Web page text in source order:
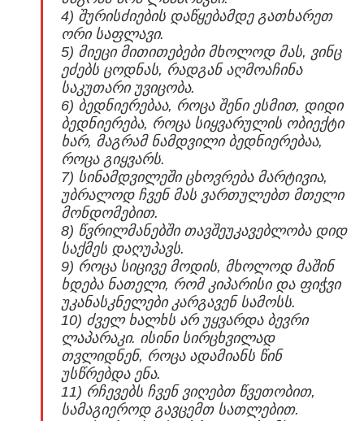
4) შურისძიების დაწყებამდე გათხარეთ
ორი საფლავი.
5) მიეცი მითითებები მხოლოდ მას, ვინც
ეძებს ცოდნას, რადგან აღმოაჩინა
საკუთარი უვიცობა.
6) ბედნიერებაა, როცა შენი ესმით, დიდი
ბედნიერება, როცა სიყვარულის ობიექტი
ხარ, მაგრამ ნამდვილი ბედნიერებაა,
როცა გიყვარს.
7) სინამდვილეში ცხოვრება მარტივია,
უბრალოდ ჩვენ მას ვართულებთ მთელი
მონდომებით.
8) წვრილმანებში თავშეუკავებლობა დიდ
საქმეს დაღუპავს.
9) როცა სიცივე მოდის, მხოლოდ მაშინ
ხდება ნათელი, რომ კიპარისი და ფიჭვი
უკანასკნელები კარგავენ სამოსს.
10) ძველ ხალხს არ უყვარდა ბევრი
ლაპარაკი. ისინი სირცხვილად
თვლიდნენ, როცა ადამიანს წინ
უსწრებდა ენა.
11) რჩევებს ჩვენ ვიღებთ წვეთობით,
სამაგიეროდ გავცემთ სათლებით.